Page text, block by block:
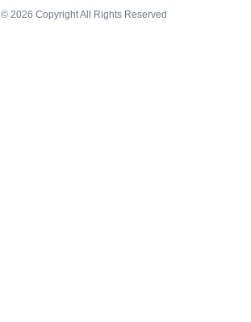
© 2026 Copyright All Rights Reserved